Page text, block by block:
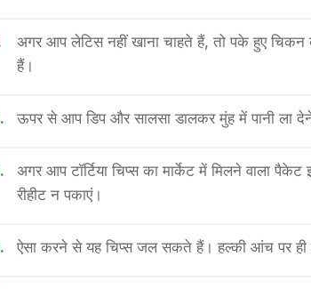
अगर आप लेटिस नहीं खाना चाहते हैं, तो पके हुए चिकन
हैं।
ऊपर से आप डिप और सालसा डालकर मुंह में पानी ला
अगर आप टॉर्टिया चिप्स का मार्केट में मिलने वाला
रीहीट न पकाएं।
ऐसा करने से यह चिप्स जल सकते हैं। हल्की आंच पर ही